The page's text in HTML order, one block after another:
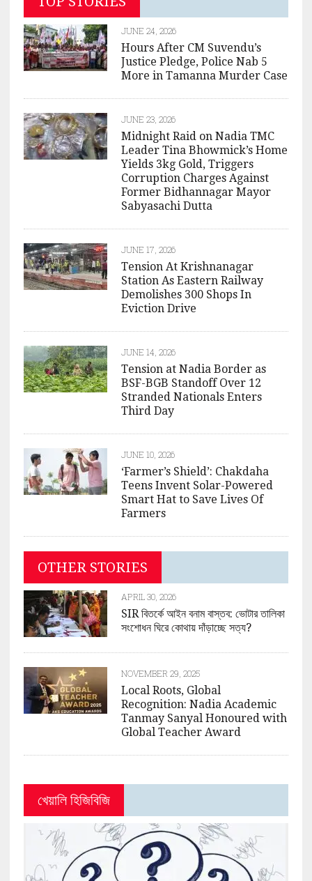
JUNE 24, 2026
Hours After CM Suvendu’s
Justice Pledge, Police Nab 5
More in Tamanna Murder Case
JUNE 23, 2026
Midnight Raid on Nadia TMC
Leader Tina Bhowmick’s Home
Yields 3kg Gold, Triggers
Corruption Charges Against
Former Bidhannagar Mayor
Sabyasachi Dutta
JUNE 17, 2026
Tension At Krishnanagar
Station As Eastern Railway
Demolishes 300 Shops In
Eviction Drive
JUNE 14, 2026
Tension at Nadia Border as
BSF-BGB Standoff Over 12
Stranded Nationals Enters
Third Day
JUNE 10, 2026
‘Farmer’s Shield’: Chakdaha
Teens Invent Solar-Powered
Smart Hat to Save Lives Of
Farmers
OTHER STORIES
APRIL 30, 2026
SIR বিতর্কে আইন বনাম বাস্তব: ভোটার তালিকা
সংশোধন ঘিরে কোথায় দাঁড়াচ্ছে সত্য?
NOVEMBER 29, 2025
Local Roots, Global
Recognition: Nadia Academic
Tanmay Sanyal Honoured with
Global Teacher Award
খেয়ালি হিজিবিজি